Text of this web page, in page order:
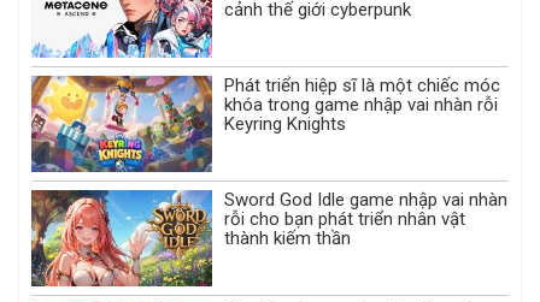
cảnh thế giới cyberpunk
Phát triển hiệp sĩ là một chiếc móc
khóa trong game nhập vai nhàn rỗi
Keyring Knights
Sword God Idle game nhập vai nhàn
rỗi cho bạn phát triển nhân vật
thành kiếm thần